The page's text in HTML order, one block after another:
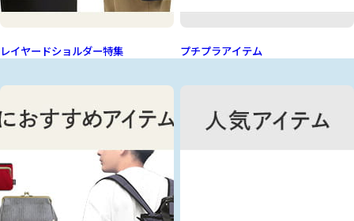
レイヤードショルダー特集 プチプラアイテム